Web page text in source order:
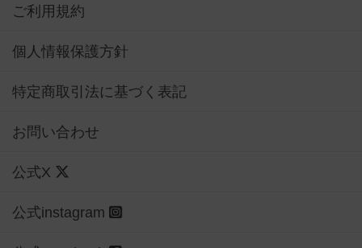
ご利用規約
個人情報保護方針
特定商取引法に基づく表記
お問い合わせ
公式X
公式instagram